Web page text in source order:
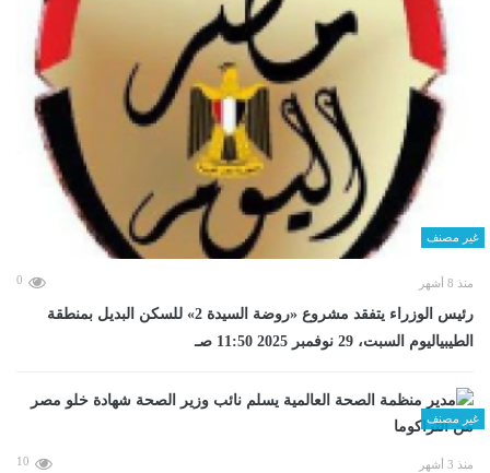
غير مصنف
منذ 8 أشهر 0
رئيس الوزراء يتفقد مشروع «روضة السيدة 2» للسكن البديل بمنطقة
الطيبياليوم السبت، 29 نوفمبر 2025 11:50 صـ
غير مصنف
منذ 3 أشهر 10